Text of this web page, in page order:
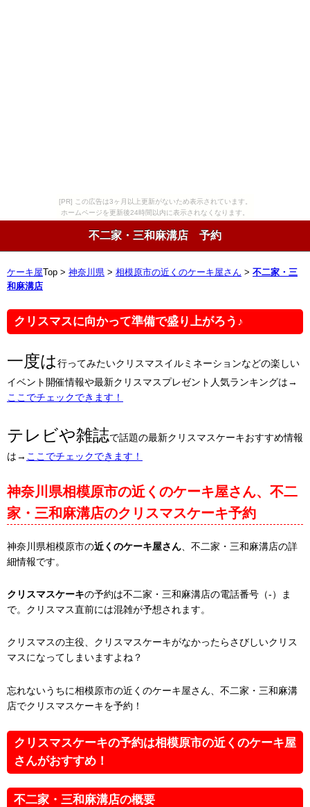
[PR] この広告は3ヶ月以上更新がないため表示されています。
ホームページを更新後24時間以内に表示されなくなります。
不二家・三和麻溝店 予約
ケーキ屋 Top > 神奈川県 > 相模原市の近くのケーキ屋さん > 不二家・三
和麻溝店
クリスマスに向かって準備で盛り上がろう♪
一度は行ってみたいクリスマスイルミネーションなどの楽しい
イベント開催情報や最新クリスマスプレゼント人気ランキングは→
ここでチェックできます！
テレビや雑誌で話題の最新クリスマスケーキおすすめ情報
は→ ここでチェックできます！
神奈川県相模原市の近くのケーキ屋さん、不二
家・三和麻溝店のクリスマスケーキ予約
神奈川県相模原市の近くのケーキ屋さん 、不二家・三和麻溝店の詳
細情報です。
クリスマスケーキの予約は不二家・三和麻溝店の電話番号（-）ま
で。クリスマス直前には混雑が予想されます。
クリスマスの主役、クリスマスケーキがなかったらさびしいクリス
マスになってしまいますよね？
忘れないうちに相模原市の近くのケーキ屋さん、不二家・三和麻溝
店でクリスマスケーキを予約！
クリスマスケーキの予約は相模原市の近くのケーキ屋
さんがおすすめ！
不二家・三和麻溝店の概要